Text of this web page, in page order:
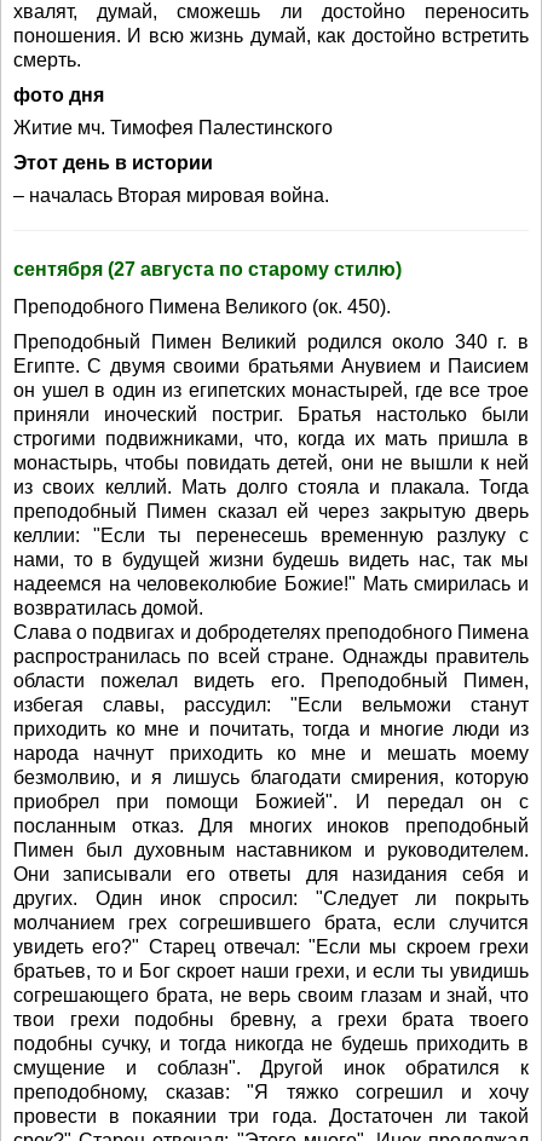
хвалят, думай, сможешь ли достойно переносить
поношения. И всю жизнь думай, как достойно встретить
смерть.
фото дня
Житие мч. Тимофея Палестинского
Этот день в истории
– началась Вторая мировая война.
сентября (27 августа по старому стилю)
Преподобного Пимена Великого (ок. 450).
Преподобный Пимен Великий родился около 340 г. в
Египте. С двумя своими братьями Анувием и Паисием
он ушел в один из египетских монастырей, где все трое
приняли иноческий постриг. Братья настолько были
строгими подвижниками, что, когда их мать пришла в
монастырь, чтобы повидать детей, они не вышли к ней
из своих келлий. Мать долго стояла и плакала. Тогда
преподобный Пимен сказал ей через закрытую дверь
келлии: "Если ты перенесешь временную разлуку с
нами, то в будущей жизни будешь видеть нас, так мы
надеемся на человеколюбие Божие!" Мать смирилась и
возвратилась домой.
Слава о подвигах и добродетелях преподобного Пимена
распространилась по всей стране. Однажды правитель
области пожелал видеть его. Преподобный Пимен,
избегая славы, рассудил: "Если вельможи станут
приходить ко мне и почитать, тогда и многие люди из
народа начнут приходить ко мне и мешать моему
безмолвию, и я лишусь благодати смирения, которую
приобрел при помощи Божией". И передал он с
посланным отказ. Для многих иноков преподобный
Пимен был духовным наставником и руководителем.
Они записывали его ответы для назидания себя и
других. Один инок спросил: "Следует ли покрыть
молчанием грех согрешившего брата, если случится
увидеть его?" Старец отвечал: "Если мы скроем грехи
братьев, то и Бог скроет наши грехи, и если ты увидишь
согрешающего брата, не верь своим глазам и знай, что
твои грехи подобны бревну, а грехи брата твоего
подобны сучку, и тогда никогда не будешь приходить в
смущение и соблазн". Другой инок обратился к
преподобному, сказав: "Я тяжко согрешил и хочу
провести в покаянии три года. Достаточен ли такой